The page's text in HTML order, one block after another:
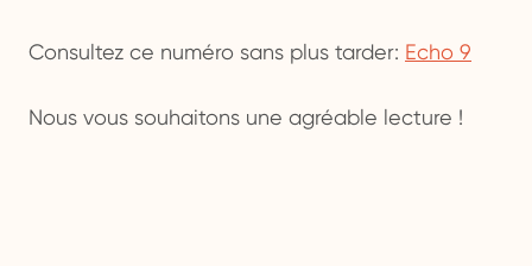
Consultez ce numéro sans plus tarder: Echo 9
Nous vous souhaitons une agréable lecture !